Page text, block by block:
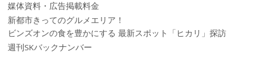
媒体資料・広告掲載料金
新都市きってのグルメエリア！
ビンズオンの食を豊かにする 最新スポット「ヒカリ」探訪
週刊SKバックナンバー